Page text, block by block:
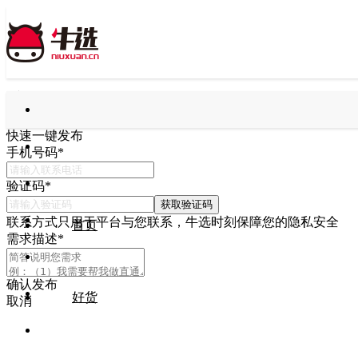
首页
好货
快速一键发布
手机号码*
验证码*
获取验证码
联系方式只用于平台与您联系，牛选时刻保障您的隐私安全
需求描述*
确认发布
取消